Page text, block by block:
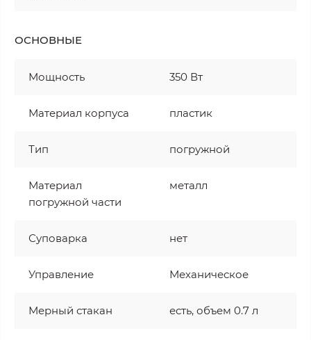
ОСНОВНЫЕ
Мощность 350 Вт
Материал корпуса пластик
Тип погружной
Материал
погружной части
металл
Суповарка нет
Управление Механическое
Мерный стакан есть, объем 0.7 л